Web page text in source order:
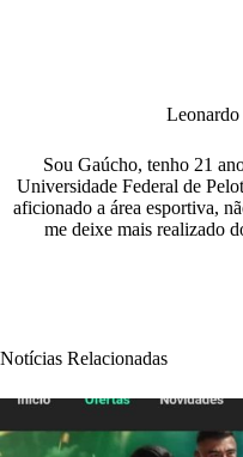
Sou Gaúcho, tenho 21
Universidade Federal de
aficionado a área esportiva,
me deixe mais realizado
Notícias Relacionadas